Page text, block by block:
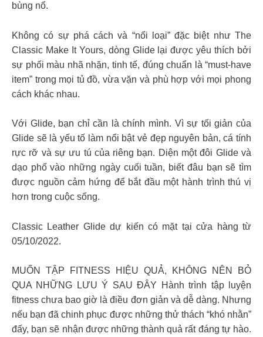
bùng nổ.
Không có sự phá cách và “nổi loại” đặc biệt như The
Classic Make It Yours, dòng Glide lại được yêu thích bởi
sự phối màu nhã nhặn, tinh tế, đúng chuẩn là “must-have
item” trong mọi tủ đồ, vừa vặn và phù hợp với mọi phong
cách khác nhau.
Với Glide, bạn chỉ cần là chính mình. Vì sự tối giản của
Glide sẽ là yếu tố làm nổi bật vẻ đẹp nguyên bản, cá tính
rực rỡ và sự ưu tú của riêng bạn. Diện một đôi Glide và
dạo phố vào những ngày cuối tuần, biết đâu bạn sẽ tìm
được nguồn cảm hứng để bắt đầu một hành trình thú vị
hơn trong cuộc sống.
Classic Leather Glide dự kiến có mặt tại cửa hàng từ
05/10/2022.
MUỐN TẬP FITNESS HIỆU QUẢ, KHÔNG NÊN BỎ
QUA NHỮNG LƯU Ý SAU ĐÂY Hành trình tập luyện
fitness chưa bao giờ là điều đơn giản và dễ dàng. Nhưng
nếu bạn đã chinh phục được những thử thách “khó nhằn”
đấy, bạn sẽ nhận được những thành quả rất đáng tự hào.